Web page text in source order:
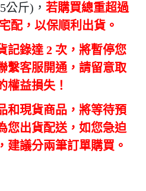
公斤) ， 若購買總重超過
配，以保順利出貨。
記錄達 2 次，將暫停您
繫客服開通，請留意取
權益損失！
和現貨商品，將等待預
您出貨配送，如您急迫
建議分兩筆訂單購買。